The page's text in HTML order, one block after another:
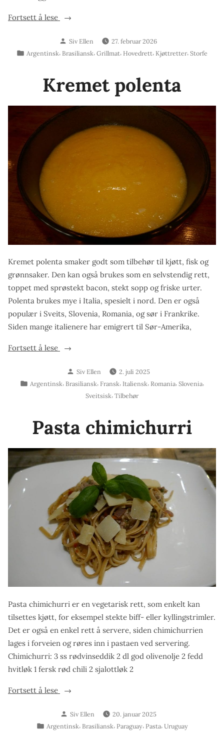
Fortsett å lese
«Côte
boeuf
med
potet,
kryddersmør
og
Skrevet
av
Siv Ellen
27. februar 2026
Publisert
Argentinsk, Brasiliansk, Grillmat, Hovedrett, Kjøttretter, Storfe
Kremet polenta
Kremet polenta smaker godt som tilbehør til kjøtt, fisk og
grønnsaker. Den kan også brukes som en selvstendig rett,
toppet med sprøstekt bacon, stekt sopp og friske urter.
Polenta brukes mye i Italia, spesielt i nord. Den er også
populær i Sveits, Slovenia, Romania, og sør i Frankrike.
Siden mange italienere har emigrert til Sør-Amerika,
Fortsett å lese
«Kremet
Skrevet
av
Siv Ellen
2. juli 2025
Publisert
Argentinsk, Brasiliansk, Fransk, Italiensk, Romania, Slovenia,
Sveitsisk, Tilbehør
Pasta chimichurri
Pasta chimichurri er en vegetarisk rett, som enkelt kan
tilsettes kjøtt, for eksempel stekte biff- eller kyllingstrimler.
Det er også en enkel rett å servere, siden chimichurrien
lages i forveien og røres inn i pastaen ved servering.
Chimichurri: 3 ss rødvinseddik 2 dl god olivenolje 2 fedd
hvitløk 1 fersk rød chili 2 sjalottløk 2
Fortsett å lese
«Pasta
Skrevet
av
Siv Ellen
20. januar 2025
Publisert
Argentinsk, Brasiliansk, Paraguay, Pasta, Uruguay